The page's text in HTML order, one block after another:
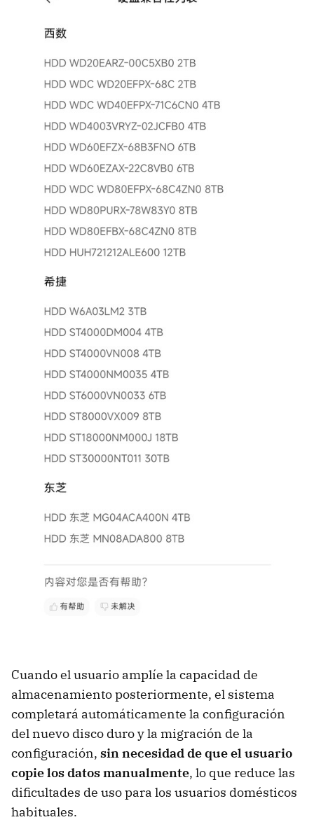
Cuando el usuario amplíe la capacidad de
almacenamiento posteriormente, el sistema
completará automáticamente la configuración
del nuevo disco duro y la migración de la
configuración, sin necesidad de que el usuario
copie los datos manualmente, lo que reduce las
dificultades de uso para los usuarios domésticos
habituales.